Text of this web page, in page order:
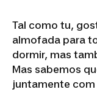
Tal como tu,
almofada para
dormir, mas
Mas sabemos
juntamente